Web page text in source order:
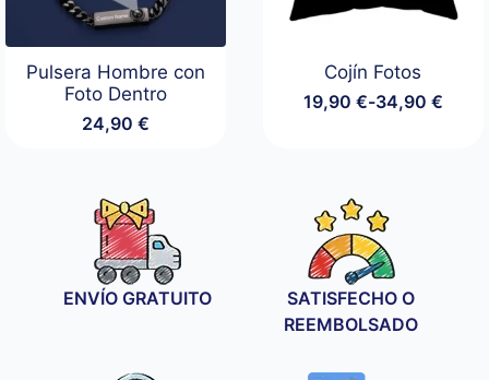
Pulsera Hombre con
Foto Dentro
24,90€
Cojín Fotos
19,90 €-34,90 €
Rango
hasta
34,90 €
ENVÍO GRATUITO
SATISFECHO O
REEMBOLSADO